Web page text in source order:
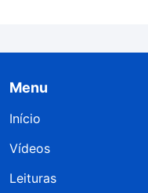
Menu
Início
Vídeos
Leituras